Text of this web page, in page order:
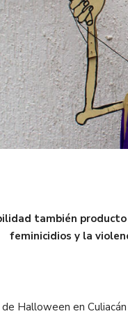
también
feminicidios y la
Halloween en